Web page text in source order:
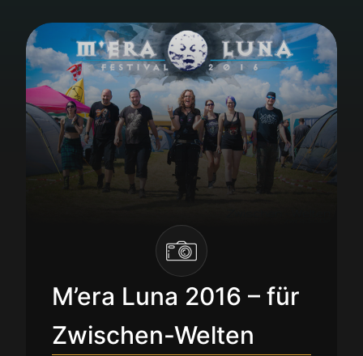
M’era Luna 2016 – für
Zwischen-Welten